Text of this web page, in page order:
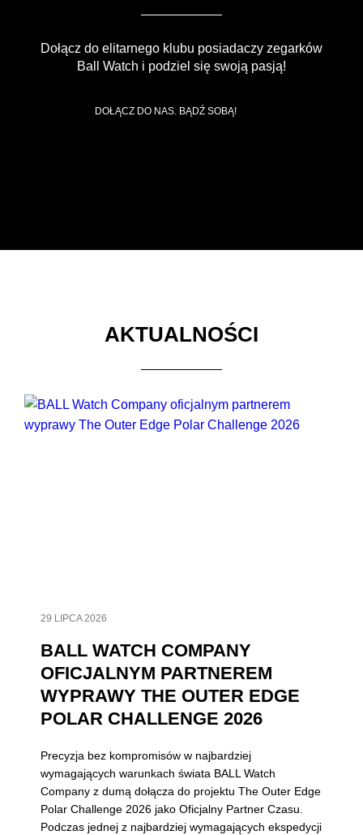
Dołącz do elitarnego klubu posiadaczy zegarków
Ball Watch i podziel się swoją pasją!
DOŁĄCZ DO NAS. BĄDŹ SOBĄ!
AKTUALNOŚCI
29 LIPCA 2026
BALL WATCH COMPANY
OFICJALNYM PARTNEREM
WYPRAWY THE OUTER EDGE
POLAR CHALLENGE 2026
Precyzja bez kompromisów w najbardziej
wymagających warunkach świata BALL Watch
Company z dumą dołącza do projektu The Outer Edge
Polar Challenge 2026 jako Oficjalny Partner Czasu.
Podczas jednej z najbardziej wymagających ekspedycji